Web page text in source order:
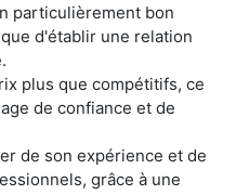
particulièrement bon
d'établir une relation
plus que compétitifs, ce
de confiance et de
de son expérience et de
grâce à une